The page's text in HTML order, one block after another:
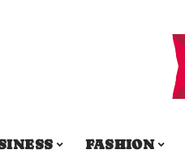
FASHION